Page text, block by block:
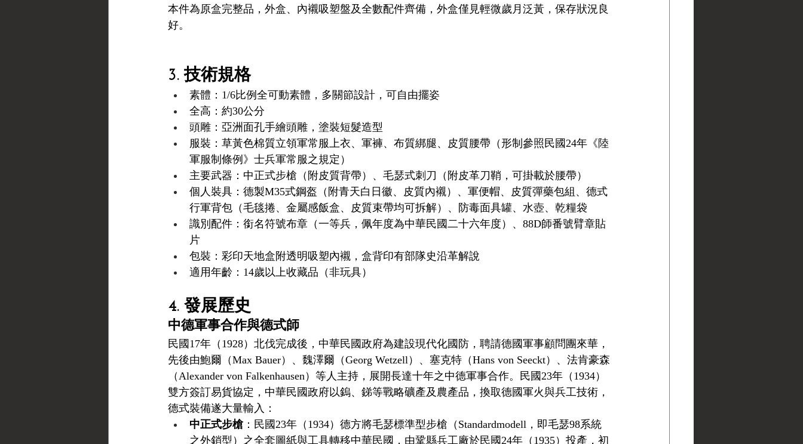
本件為原盒完整品，外盒、內襯吸塑盤及全數配件齊備，外盒僅見輕微歲月泛黃，保存狀況良
好。
3. 技術規格
素體：1/6比例全可動素體，多關節設計，可自由擺姿
全高：約30公分
頭雕：亞洲面孔手繪頭雕，塗裝短髮造型
服裝：草黃色棉質立領軍常服上衣、軍褲、布質綁腿、皮質腰帶（形制參照民國24年《陸
軍服制條例》士兵軍常服之規定）
主要武器：中正式步槍（附皮質背帶）、毛瑟式刺刀（附皮革刀鞘，可掛載於腰帶）
個人裝具：德製M35式鋼盔（附青天白日徽、皮質內襯）、軍便帽、皮質彈藥包組、德式
行軍背包（毛毯捲、金屬感飯盒、皮質束帶均可拆解）、防毒面具罐、水壺、乾糧袋
識別配件：銜名符號布章（一等兵，佩年度為中華民國二十六年度）、88D師番號臂章貼
片
包裝：彩印天地盒附透明吸塑內襯，盒背印有部隊史沿革解說
適用年齡：14歲以上收藏品（非玩具）
4. 發展歷史
中德軍事合作與德式師
民國17年（1928）北伐完成後，中華民國政府為建設現代化國防，聘請德國軍事顧問團來華，
先後由鮑爾（Max Bauer）、魏澤爾（Georg Wetzell）、塞克特（Hans von Seeckt）、法肯豪森
（Alexander von Falkenhausen）等人主持，展開長達十年之中德軍事合作。民國23年（1934）
雙方簽訂易貨協定，中華民國政府以鎢、銻等戰略礦產及農產品，換取德國軍火與兵工技術，
德式裝備遂大量輸入：
中正式步槍：民國23年（1934）德方將毛瑟標準型步槍（Standardmodell，即毛瑟98系統
之外銷型）之全套圖紙與工具轉移中華民國，由鞏縣兵工廠於民國24年（1935）投產，初